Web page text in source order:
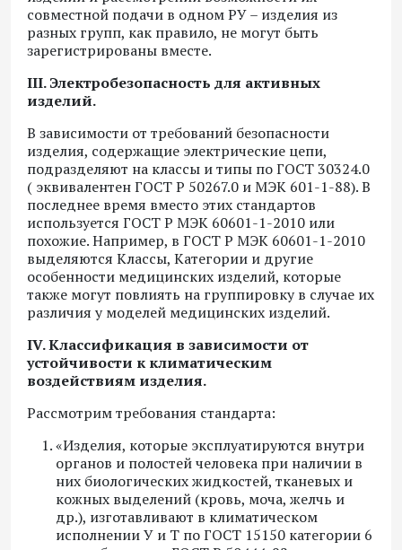
совместной подачи в одном РУ – изделия из
разных групп, как правило, не могут быть
зарегистрированы вместе.
III. Электробезопасность для активных
изделий.
В зависимости от требований безопасности
изделия, содержащие электрические цепи,
подразделяют на классы и типы по ГОСТ 30324.0
( эквивалентен ГОСТ Р 50267.0 и МЭК 601-1-88). В
последнее время вместо этих стандартов
используется ГОСТ Р МЭК 60601-1-2010 или
похожие. Например, в ГОСТ Р МЭК 60601-1-2010
выделяются Классы, Категории и другие
особенности медицинских изделий, которые
также могут повлиять на группировку в случае их
различия у моделей медицинских изделий.
IV. Классификация в зависимости от
устойчивости к климатическим
воздействиям изделия.
Рассмотрим требования стандарта:
«Изделия, которые эксплуатируются внутри
органов и полостей человека при наличии в
них биологических жидкостей, тканевых и
кожных выделений (кровь, моча, желчь и
др.), изготавливают в климатическом
исполнении У и Т по ГОСТ 15150 категории 6